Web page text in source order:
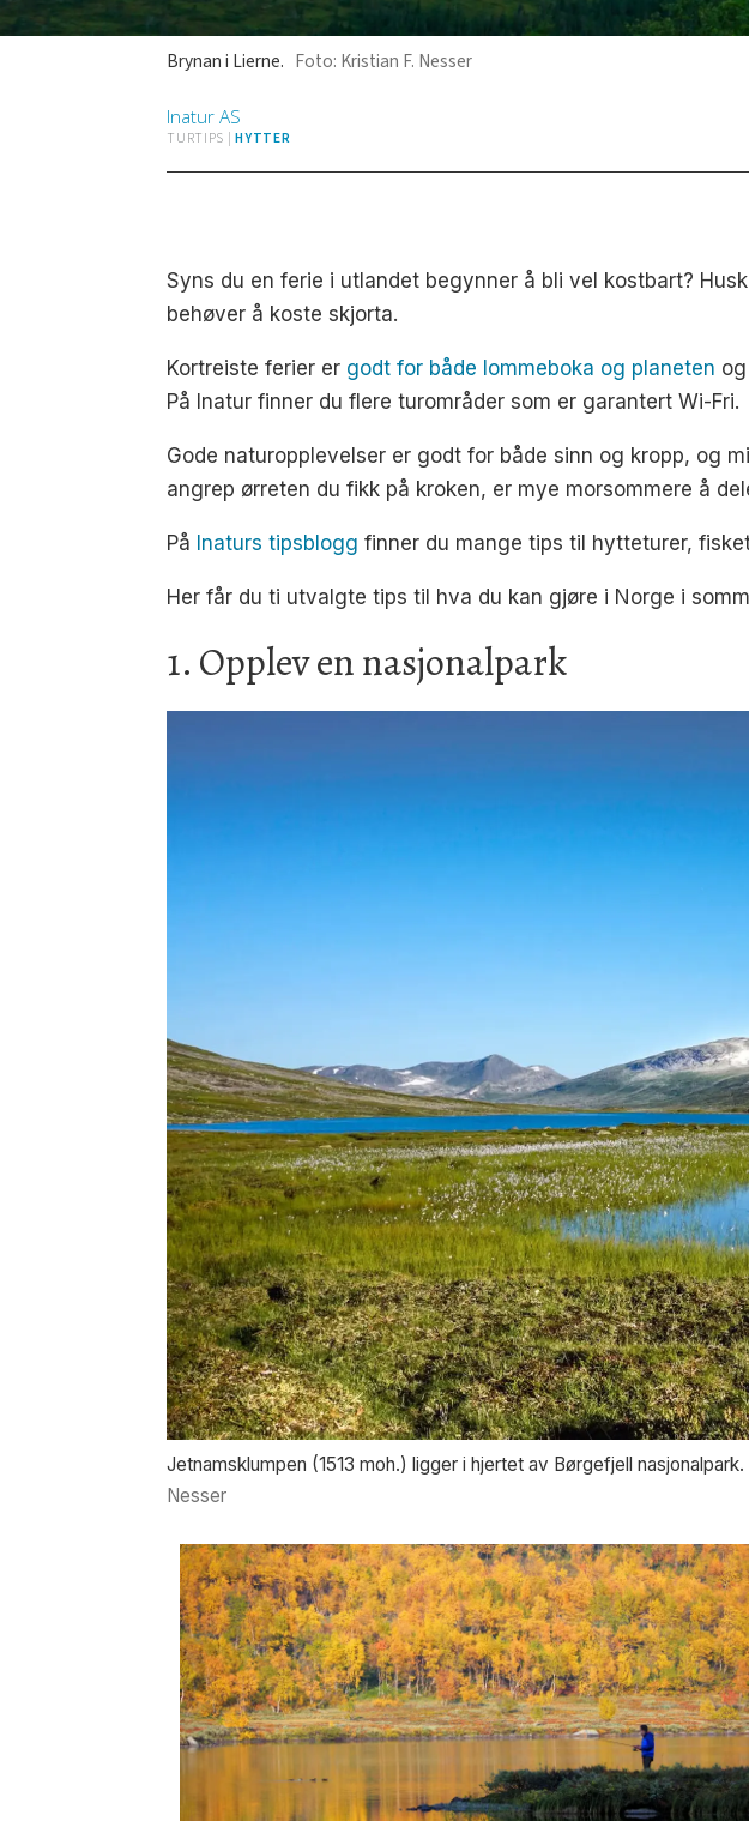
Brynan i Lierne. Foto: Kristian F. Nesser
Inatur AS
TURTIPS |HYTTER
Syns du en ferie i utlandet begynner å bli vel kostbart?
behøver å koste skjorta.
Kortreiste ferier er godt for både lommeboka og planeten
På Inatur finner du flere turområder som er garantert Wi-Fri.
Gode naturopplevelser er godt for både sinn og kropp, og
angrep ørreten du fikk på kroken, er mye morsommere å
På Inaturs tipsblogg finner du mange tips til hytteturer,
Her får du ti utvalgte tips til hva du kan gjøre i Norge i
1. Opplev en nasjonalpark
Jetnamsklumpen (1513 moh.) ligger i hjertet av Børgefjell
Nesser